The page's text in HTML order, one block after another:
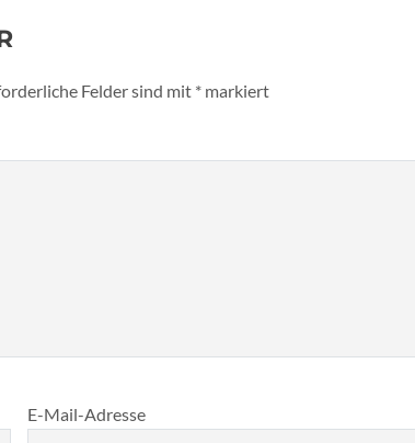
Felder sind mit * markiert
E-Mail-Adresse